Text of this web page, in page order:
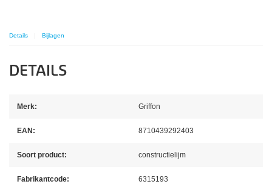
Details Bijlagen
DETAILS
Merk: Griffon
EAN: 8710439292403
Soort product: constructielijm
Fabrikantcode: 6315193